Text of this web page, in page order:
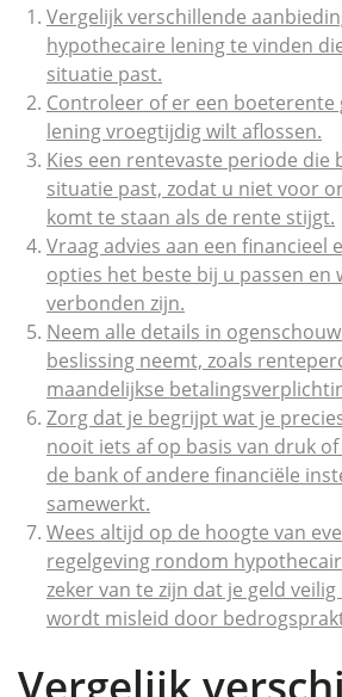
Vergelijk verschillende
hypothecaire lening te vinden
situatie past.
Controleer of er een boeterente
lening vroegtijdig wilt aflossen.
Kies een rentevaste periode die
situatie past, zodat u niet voor
komt te staan als de rente stijgt.
Vraag advies aan een financieel
opties het beste bij u passen en
verbonden zijn.
Neem alle details in
beslissing neemt, zoals
maandelijkse
Zorg dat je begrijpt wat je
nooit iets af op basis van druk
de bank of andere financiële
samewerkt.
Wees altijd op de hoogte van
regelgeving rondom
zeker van te zijn dat je geld
wordt misleid door
Vergelijk